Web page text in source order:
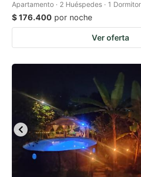
Apartamento · 2 Huéspedes · 1
$ 176.400 por noche
Ver oferta